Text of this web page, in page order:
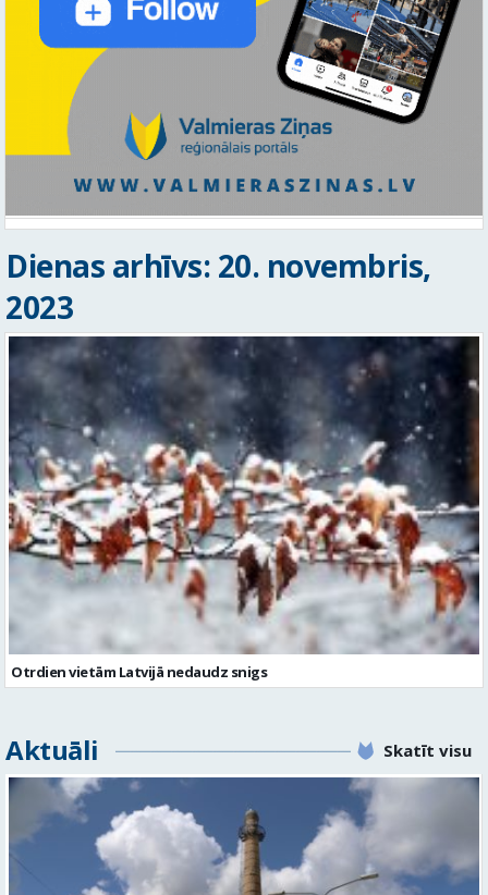
Dienas arhīvs: 20. novembris,
2023
Otrdien vietām Latvijā nedaudz snigs
Aktuāli Skatīt visu